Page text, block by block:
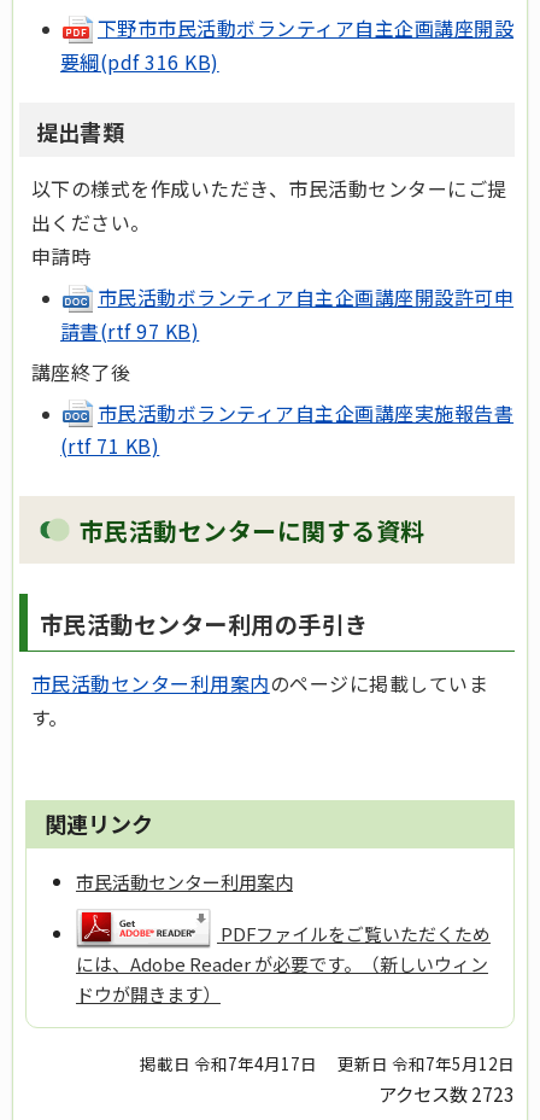
下野市市民活動ボランティア自主企画講座開設
要綱(pdf 316 KB)
提出書類
以下の様式を作成いただき、市民活動センターにご提
出ください。
申請時
市民活動ボランティア自主企画講座開設許可申
請書(rtf 97 KB)
講座終了後
市民活動ボランティア自主企画講座実施報告書
(rtf 71 KB)
市民活動センターに関する資料
市民活動センター利用の手引き
市民活動センター利用案内のページに掲載していま
す。
関連リンク
市民活動センター利用案内
PDFファイルをご覧いただくため
には、Adobe Reader が必要です。（新しいウィン
ドウが開きます）
掲載日 令和7年4月17日 更新日 令和7年5月12日
アクセス数2723